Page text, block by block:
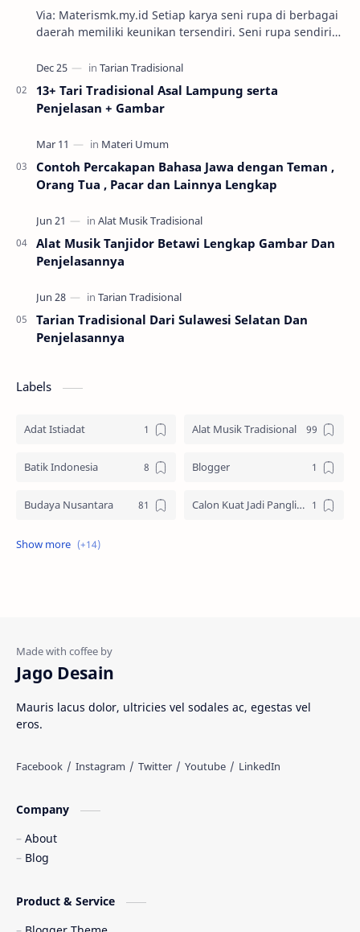
Via: Materismk.my.id Setiap karya seni rupa di berbagai
daerah memiliki keunikan tersendiri. Seni rupa sendiri
13+ Tari Tradisional Asal Lampung serta
Penjelasan + Gambar
Contoh Percakapan Bahasa Jawa dengan Teman ,
Orang Tua , Pacar dan Lainnya Lengkap
Alat Musik Tanjidor Betawi Lengkap Gambar Dan
Penjelasannya
Tarian Tradisional Dari Sulawesi Selatan Dan
Penjelasannya
Labels
Adat Istiadat Alat Musik Tradisional
Batik Indonesia Blogger
Budaya Nusantara Calon Kuat Jadi Panglima TNI
Jasa website
Rumah Adat
Tarian Tradisional
Web freelancer Wisata Indonesia
Jago Desain
Mauris lacus dolor, ultricies vel sodales ac, egestas vel
eros.
Company
About
Blog
Product & Service